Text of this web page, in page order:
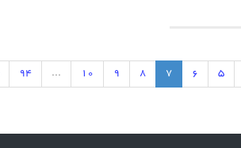
5
6
7
8
9
10
...
94